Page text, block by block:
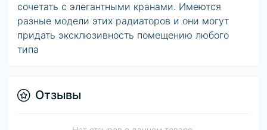
сочетать с элегантными кранами. Имеются
разные модели этих радиаторов и они могут
придать эксклюзивность помещению любого
типа
Отзывы